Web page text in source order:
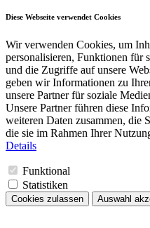
Diese Webseite verwendet Cookies
Wir verwenden Cookies, um
personalisieren, Funktionen für
und die Zugriffe auf unsere
geben wir Informationen zu
unsere Partner für soziale
Unsere Partner führen diese
weiteren Daten zusammen, die
die sie im Rahmen Ihrer
Details
Funktional
Statistiken
Cookies zulassen Auswahl